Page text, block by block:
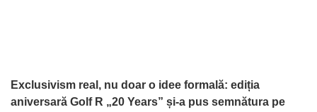
Exclusivism real, nu doar o idee formală: ediția
aniversară Golf R „20 Years” și-a pus semnătura pe